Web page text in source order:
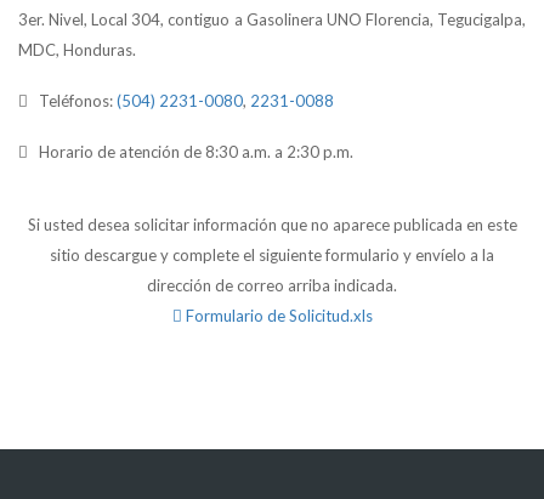
3er. Nivel, Local 304, contiguo a Gasolinera UNO Florencia, Tegucigalpa,
MDC, Honduras.
Teléfonos:(504) 2231-0080, 2231-0088
Horario de atención de 8:30 a.m. a 2:30 p.m.
Si usted desea solicitar información que no aparece publicada en este
sitio descargue y complete el siguiente formulario y envíelo a la
dirección de correo arriba indicada.
Formulario de Solicitud.xls